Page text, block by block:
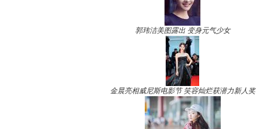
郭玮洁美图露出 变身元气少女
金晨亮相威尼斯电影节 笑容灿烂获潜力新人奖